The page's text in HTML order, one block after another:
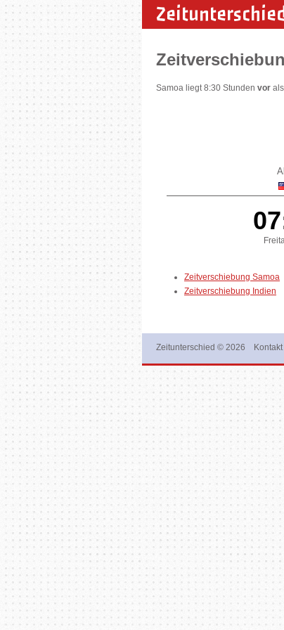
Samoa liegt 8:30 Stunden vor
Zeitverschiebung Samoa
Zeitverschiebung Indien
Zeitunterschied © 2026 Kontakt